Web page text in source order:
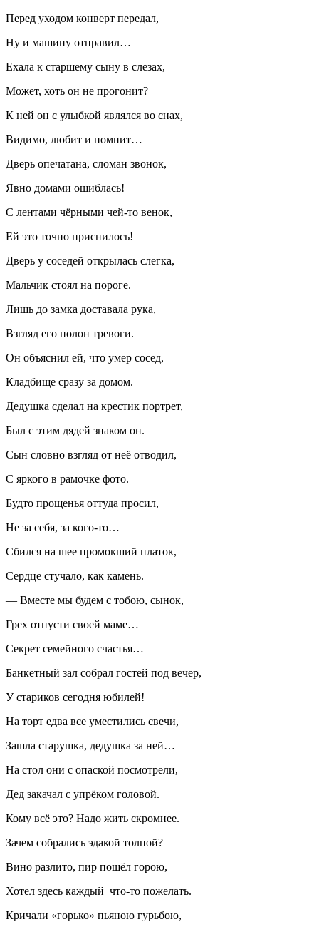
Перед уходом конверт передал,
Ну и машину отправил…
Ехала к старшему сыну в слезах,
Может, хоть он не прогонит?
К ней он с улыбкой являлся во снах,
Видимо, любит и помнит…
Дверь опечатана, сломан звонок,
Явно домами ошиблась!
С лентами чёрными чей-то венок,
Ей это точно приснилось!
Дверь у соседей открылась слегка,
Мальчик стоял на пороге.
Лишь до замка доставала рука,
Взгляд его полон тревоги.
Он объяснил ей, что умер сосед,
Кладбище сразу за домом.
Дедушка сделал на крестик портрет,
Был с этим дядей знаком он.
Сын словно взгляд от неё отводил,
С яркого в рамочке фото.
Будто прощенья оттуда просил,
Не за себя, за кого-то…
Сбился на шее промокший платок,
Сердце стучало, как камень.
— Вместе мы будем с тобою, сынок,
Грех отпусти своей маме…
Секрет семейного счастья…
Банкетный зал собрал гостей под вечер,
У стариков сегодня юбилей!
На торт едва все уместились свечи,
Зашла старушка, дедушка за ней…
На стол они с опаской посмотрели,
Дед закачал с упрёком головой.
Кому всё это? Надо жить скромнее.
Зачем собрались эдакой толпой?
Вино разлито, пир пошёл горою,
Хотел здесь каждый что-то пожелать.
Кричали «горько» пьяною гурьбою,